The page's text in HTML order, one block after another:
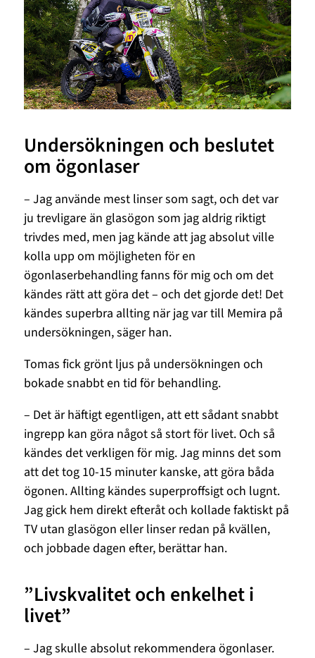
Undersökningen och beslutet
om ögonlaser
– Jag använde mest linser som sagt, och det var
ju trevligare än glasögon som jag aldrig riktigt
trivdes med, men jag kände att jag absolut ville
kolla upp om möjligheten för en
ögonlaserbehandling fanns för mig och om det
kändes rätt att göra det – och det gjorde det! Det
kändes superbra allting när jag var till Memira på
undersökningen, säger han.
Tomas fick grönt ljus på undersökningen och
bokade snabbt en tid för behandling.
– Det är häftigt egentligen, att ett sådant snabbt
ingrepp kan göra något så stort för livet. Och så
kändes det verkligen för mig. Jag minns det som
att det tog 10-15 minuter kanske, att göra båda
ögonen. Allting kändes superproffsigt och lugnt.
Jag gick hem direkt efteråt och kollade faktiskt på
TV utan glasögon eller linser redan på kvällen,
och jobbade dagen efter, berättar han.
”Livskvalitet och enkelhet i
livet”
– Jag skulle absolut rekommendera ögonlaser.